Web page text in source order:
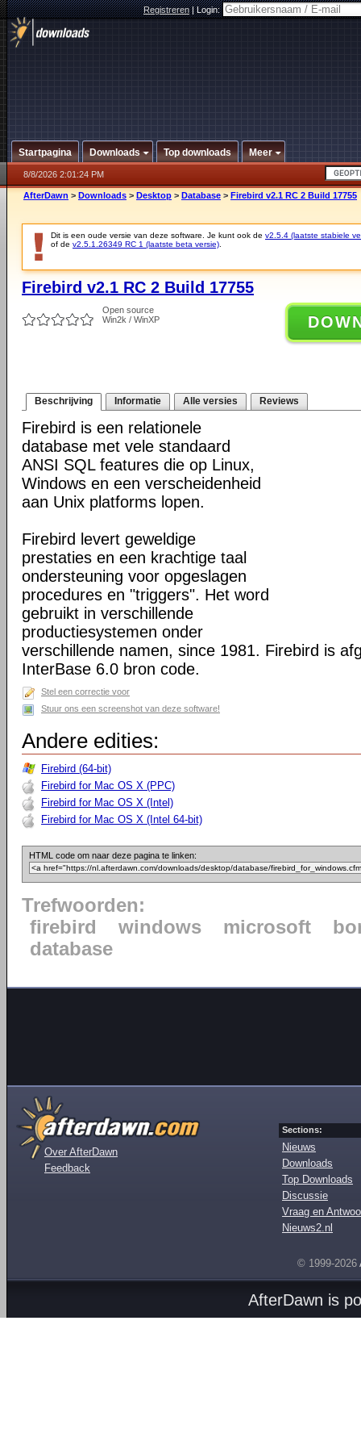
Registreren|Login:
Startpagina Downloads Top downloads Meer
8/8/2026 2:01:24 PM
AfterDawn > Downloads > Desktop > Database > Firebird v2.1 RC 2 Build 17755
Dit is een oude versie van deze software. Je kunt ook de v2.5.4 (laatste stabiele
of de v2.5.1.26349 RC 1 (laatste beta versie)
Firebird v2.1 RC 2 Build 17755
Open source
Win2k / WinXP
Beschrijving Informatie Alle versies Reviews
Firebird is een relationele
database met vele standaard
ANSI SQL features die op Linux,
Windows en een verscheidenheid
aan Unix platforms lopen.
Firebird levert geweldige
prestaties en een krachtige taal
ondersteuning voor opgeslagen
procedures en "triggers". Het word
gebruikt in verschillende
productiesystemen onder
verschillende namen, since 1981. Firebird is
InterBase 6.0 bron code.
Stel een correctie voor
Stuur ons een screenshot van deze software!
Andere edities:
Firebird (64-bit)
Firebird for Mac OS X (PPC)
Firebird for Mac OS X (Intel)
Firebird for Mac OS X (Intel 64-bit)
HTML code om naar deze pagina te linken:
Trefwoorden:
firebird
windows microsoft
database
Over AfterDawn
Feedback
Sections:
Nieuws
Downloads
Top Downloads
Discussie
Vraag en
Nieuws2.nl
© 1999-2026
AfterDawn is